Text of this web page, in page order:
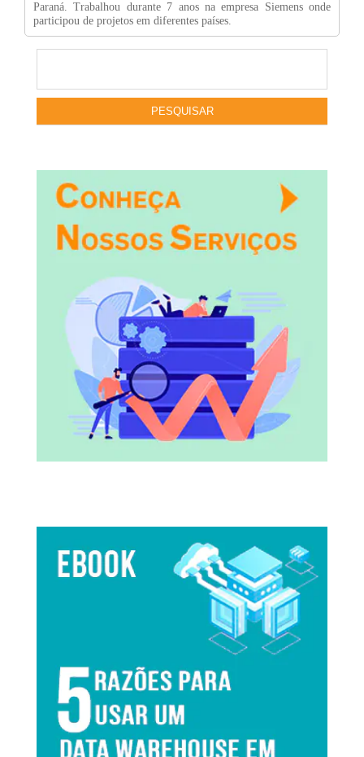
Paraná. Trabalhou durante 7 anos na empresa Siemens onde
participou de projetos em diferentes países.